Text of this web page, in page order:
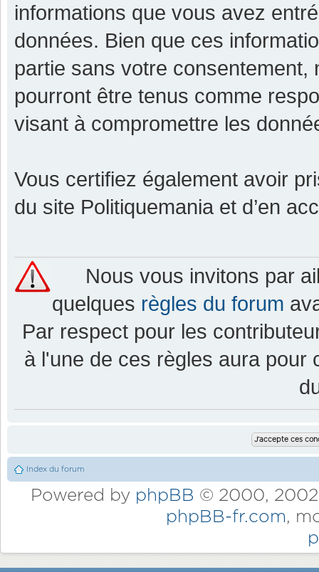
informations que vous avez
données. Bien que ces
partie sans votre consentement,
pourront être tenus comme
visant à compromettre les
Vous certifiez également avoir
du site Politiquemania et d’en
Nous vous invitons par
quelques règles du forum
Par respect pour les
à l'une de ces règles aura pour
Index du forum
Powered by phpBB © 2000,
phpBB-fr.com,